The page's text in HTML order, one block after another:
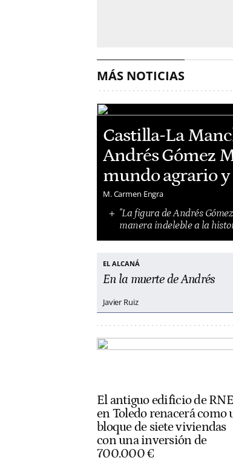
MÁS NOTICIAS
Castilla-La
Andrés Gómez
mundo agrario
M. Carmen Engra
"La figura de Andrés
manera indeleble a la
EL ALCANÁ
En la muerte de Andrés
Javier Ruiz
El antiguo edificio de RNE
en Toledo renacerá como
bloque de siete viviendas
con una inversión de
700.000 €